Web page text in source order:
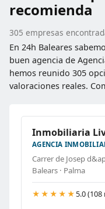
recomienda
305 empresas
En 24h Baleares
buen agencia de
hemos reunido 305
valoraciones reales.
Inmobiliaria
AGENCIA
Carrer de Josep
Balears · Palma
★★★★★ 5.0